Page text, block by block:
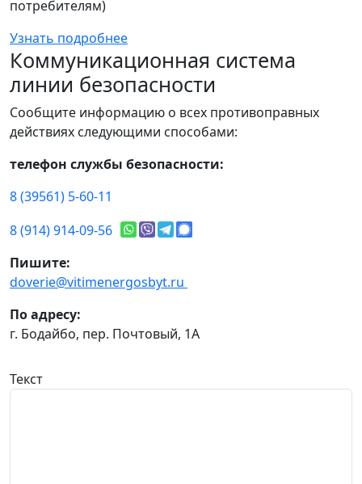
потребителям)
Узнать подробнее
Коммуникационная система
линии безопасности
Сообщите информацию о всех противоправных
действиях следующими способами:
телефон службы безопасности:
8 (39561) 5-60-11
8 (914) 914-09-56
Пишите:
doverie@vitimenergosbyt.ru
По адресу:
г. Бодайбо, пер. Почтовый, 1А
Текст